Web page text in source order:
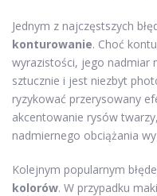
Jednym z najczęstszych
konturowanie. Choć
wyrazistości, jego nadmiar
sztucznie i jest niezbyt
ryzykować przerysowany
akcentowanie rysów
nadmiernego obciążania
Kolejnym popularnym
kolorów. W przypadku